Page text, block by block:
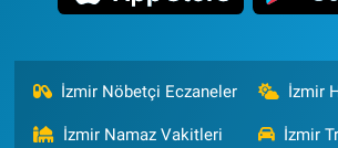
İzmir Nöbetçi Eczaneler İzmir
İzmir Namaz Vakitleri
İzmir